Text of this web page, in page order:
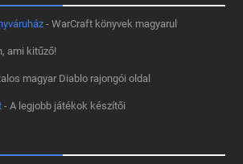
- WarCraft könyvek magyarul
ami kitűző!
magyar Diablo rajongói oldal
- A legjobb játékok készítői